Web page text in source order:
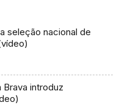
seleção nacional de
Brava introduz